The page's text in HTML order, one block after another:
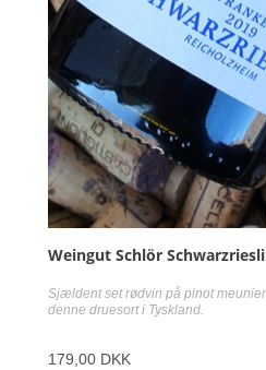
Weingut Schlör
Sjældent set rødvin på pinot
denne druesort i Tyskland.
179,00 DKK